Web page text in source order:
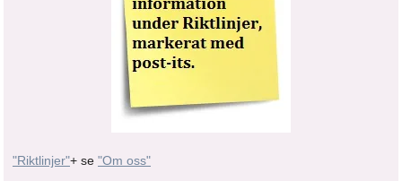
"Riktlinjer"+ se "Om oss"